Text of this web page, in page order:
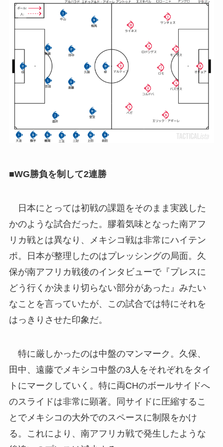
■WG勝負を制して2連勝
日本にとっては初戦の課題をそのまま実践した
かのような試合だった。膠着気味となった南アフ
リカ戦とは異なり、メキシコ戦は非常にハイテン
ポ。日本が整理したのはプレッシングの局面。久
保が南アフリカ戦後のインタビューで『プレスに
どう行くか決まり切らない部分があった』みたい
なことを言っていたが、この試合では特にそれを
はっきりさせた印象だ。
特に厳しかったのは中盤のマンマーク。久保、
田中、遠藤でメキシコ中盤の3人をそれぞれをタイ
トにマークしていく。特に両CHのボールサイドへ
のスライドは非常に顕著。同サイドに圧縮するこ
とでメキシコの大外でのスペースに制限をかけ
る。これにより、南アフリカ戦で発生したような